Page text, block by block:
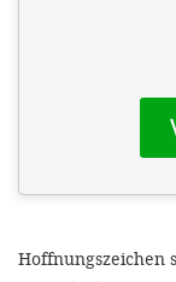
Hoffnungszeichen